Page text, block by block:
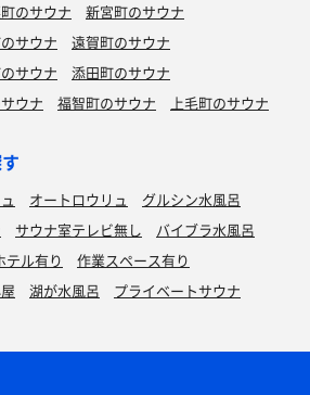
のサウナ
新宮町のサウナ
サウナ
遠賀町のサウナ
サウナ
添田町のサウナ
ウナ 福智町のサウナ 上毛町のサウナ
オートロウリュ
グルシン水風呂
サウナ室テレビ無し
バイブラ水風呂
テル有り
作業スペース有り
湖が水風呂 プライベートサウナ